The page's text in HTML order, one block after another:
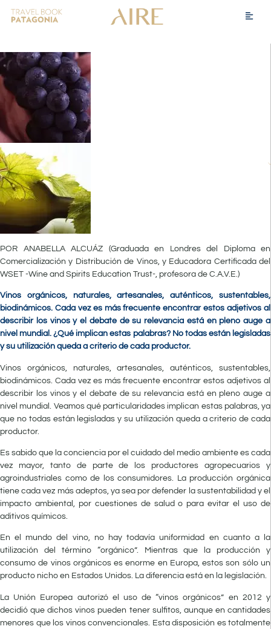
POR ANABELLA ALCUÁZ (Graduada en Londres del Diploma en
Comercialización y Distribución de Vinos, y Educadora Certificada del
WSET -Wine and Spirits Education Trust-, profesora de C.A.V.E.)
Vinos orgánicos, naturales, artesanales, auténticos, sustentables,
biodinámicos. Cada vez es más frecuente encontrar estos adjetivos al
describir los vinos y el debate de su relevancia está en pleno auge a
nivel mundial. ¿Qué implican estas palabras? No todas están legisladas
y su utilización queda a criterio de cada productor.
Vinos orgánicos, naturales, artesanales, auténticos, sustentables,
biodinámicos. Cada vez es más frecuente encontrar estos adjetivos al
describir los vinos y el debate de su relevancia está en pleno auge a
nivel mundial. Veamos qué particularidades implican estas palabras, ya
que no todas están legisladas y su utilización queda a criterio de cada
productor.
Es sabido que la conciencia por el cuidado del medio ambiente es cada
vez mayor, tanto de parte de los productores agropecuarios y
agroindustriales como de los consumidores. La producción orgánica
tiene cada vez más adeptos, ya sea por defender la sustentabilidad y el
impacto ambiental, por cuestiones de salud o para evitar el uso de
aditivos químicos.
En el mundo del vino, no hay todavía uniformidad en cuanto a la
utilización del término “orgánico”. Mientras que la producción y
consumo de vinos orgánicos es enorme en Europa, estos son sólo un
producto nicho en Estados Unidos. La diferencia está en la legislación.
La Unión Europea autorizó el uso de “vinos orgánicos” en 2012 y
decidió que dichos vinos pueden tener sulfitos, aunque en cantidades
menores que los vinos convencionales. Esta disposición es totalmente